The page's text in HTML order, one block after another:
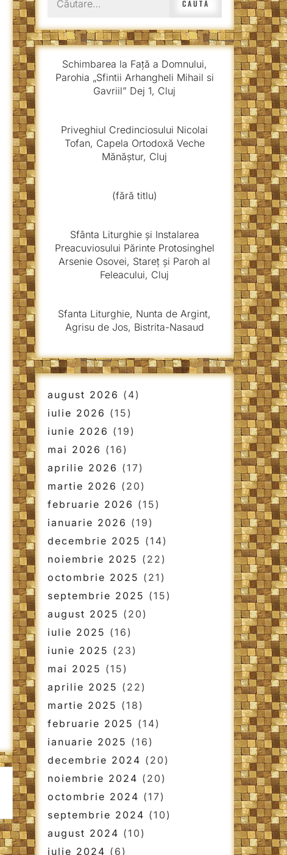
după:
Schimbarea la Față a Domnului,
Parohia „Sfintii Arhangheli Mihail si
Gavriil” Dej 1, Cluj
Priveghiul Credinciosului Nicolai
Tofan, Capela Ortodoxă Veche
Mănăștur, Cluj
(fără titlu)
Sfânta Liturghie și Instalarea
Preacuviosului Părinte Protosinghel
Arsenie Osovei, Stareț și Paroh al
Feleacului, Cluj
Sfanta Liturghie, Nunta de Argint,
Agrisu de Jos, Bistrita-Nasaud
august 2026 (4)
iulie 2026 (15)
iunie 2026 (19)
mai 2026 (16)
aprilie 2026 (17)
martie 2026 (20)
februarie 2026 (15)
ianuarie 2026 (19)
decembrie 2025 (14)
noiembrie 2025 (22)
octombrie 2025 (21)
septembrie 2025 (15)
august 2025 (20)
iulie 2025 (16)
iunie 2025 (23)
mai 2025 (15)
aprilie 2025 (22)
martie 2025 (18)
februarie 2025 (14)
ianuarie 2025 (16)
decembrie 2024 (20)
noiembrie 2024 (20)
octombrie 2024 (17)
septembrie 2024 (10)
august 2024 (10)
iulie 2024 (6)